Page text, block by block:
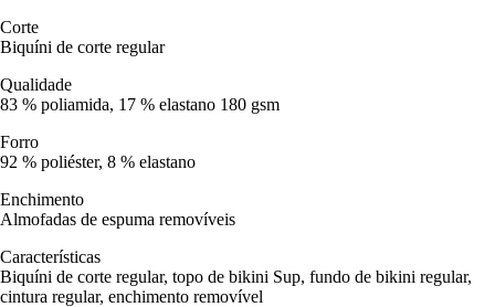
Corte
Biquíni de corte regular
Qualidade
83 % poliamida, 17 % elastano 180 gsm
Forro
92 % poliéster, 8 % elastano
Enchimento
Almofadas de espuma removíveis
Características
Biquíni de corte regular, topo de bikini Sup, fundo de bikini regular,
cintura regular, enchimento removível